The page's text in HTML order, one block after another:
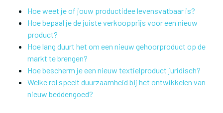
Hoe weet je of jouw productidee levensvatbaar is?
Hoe bepaal je de juiste verkoopprijs voor een nieuw
product?
Hoe lang duurt het om een nieuw gehoorproduct op de
markt te brengen?
Hoe bescherm je een nieuw textielproduct juridisch?
Welke rol speelt duurzaamheid bij het ontwikkelen van
nieuw beddengoed?